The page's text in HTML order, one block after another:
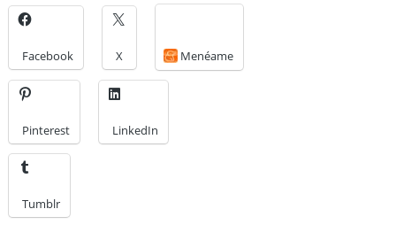
Facebook X Menéame
Pinterest LinkedIn
Tumblr